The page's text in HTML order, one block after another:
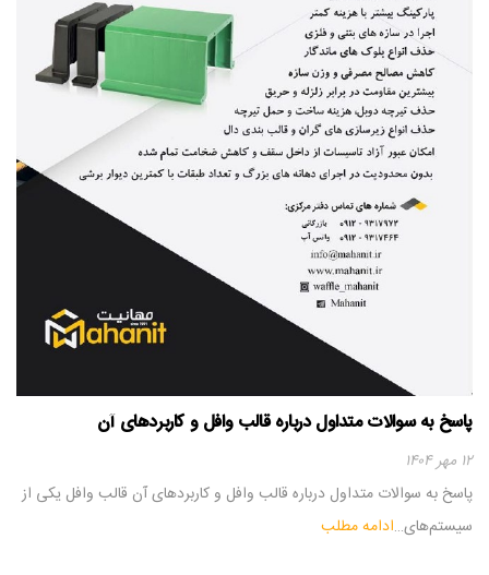
پاسخ به سوالات متداول درباره قالب وافل و کاربردهای آن
۱۲ مهر ۱۴۰۴
پاسخ به سوالات متداول درباره قالب وافل و کاربردهای آن قالب وافل یکی از
سیستم‌های…ادامه مطلب